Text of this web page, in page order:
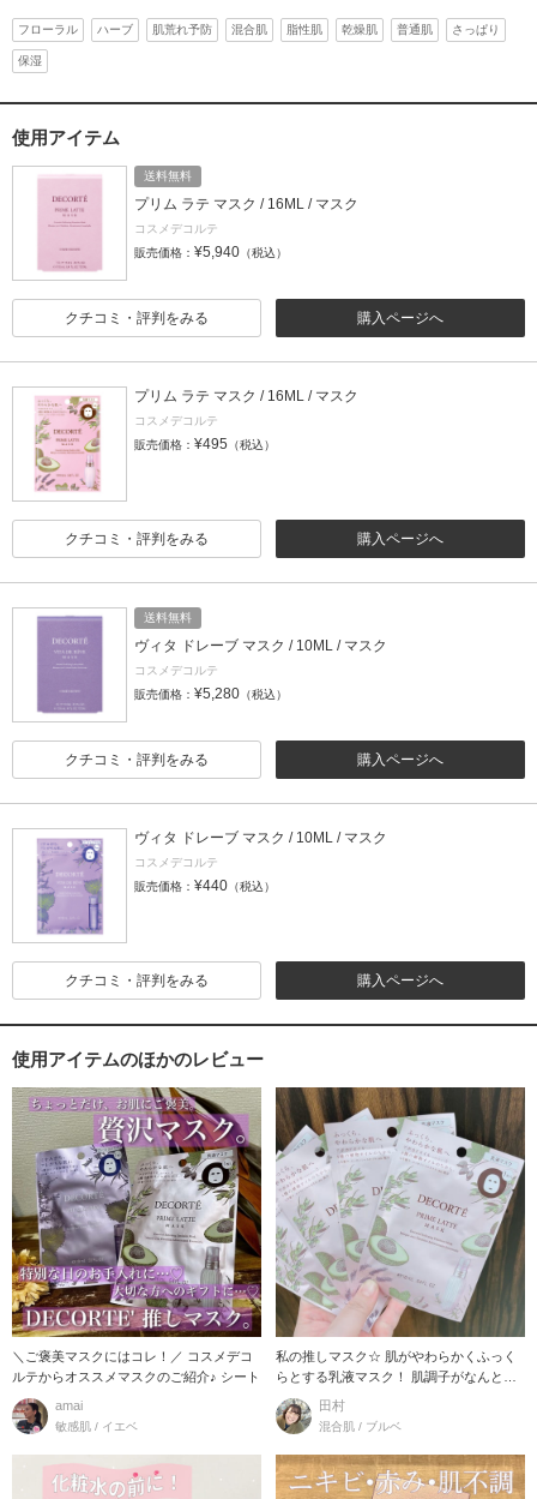
フローラル ハーブ 肌荒れ予防 混合肌 脂性肌 乾燥肌 普通肌 さっぱり
保湿
使用アイテム
送料無料
プリム ラテ マスク / 16ML / マスク
コスメデコルテ
販売価格： ¥5,940 （税込）
購入ページへ
クチコミ・評判をみる
プリム ラテ マスク / 16ML / マスク
コスメデコルテ
販売価格： ¥495 （税込）
購入ページへ
クチコミ・評判をみる
送料無料
ヴィタ ドレーブ マスク / 10ML / マスク
コスメデコルテ
販売価格： ¥5,280 （税込）
購入ページへ
クチコミ・評判をみる
ヴィタ ドレーブ マスク / 10ML / マスク
コスメデコルテ
販売価格： ¥440 （税込）
購入ページへ
クチコミ・評判をみる
使用アイテムのほかのレビュー
＼ご褒美マスクにはコレ！／ コスメデコ
ルテからオススメマスクのご紹介♪ シート
amai
敏感肌 / イエベ
私の推しマスク☆ 肌がやわらかくふっく
らとする乳液マスク！ 肌調子がなんとな
く悪い日や、
田村
混合肌 / ブルベ